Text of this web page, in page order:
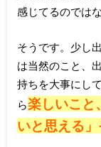
感じてるのでは
そうです。少し
は当然のこと、
持ちを大事にし
ら楽しいこと
いと思える